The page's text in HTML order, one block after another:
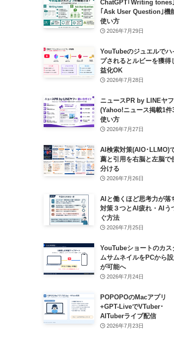
ChatGPT｢Writing tones
｢Ask User Question｣機
使い方
2026年7月29日
YouTubeのジュエルでハ
プされるとルビーを獲得
益化OK
2026年7月28日
ニュースPR by LINEヤ
(Yahoo!ニュース掲載1件
使い方
2026年7月27日
AI検索対策(AIO･LLMO)
薦と引用を右脳と左脳で
分ける
2026年7月26日
AIと働くほど思考力が落
対策３つとAI疲れ・AIう
ぐ方法
2026年7月25日
YouTubeショートのカス
ムサムネイルをPCから
が可能へ
2026年7月24日
POPOPOのMacアプリ
+GPT-LiveでVTuber･
AITuberライブ配信
2026年7月23日